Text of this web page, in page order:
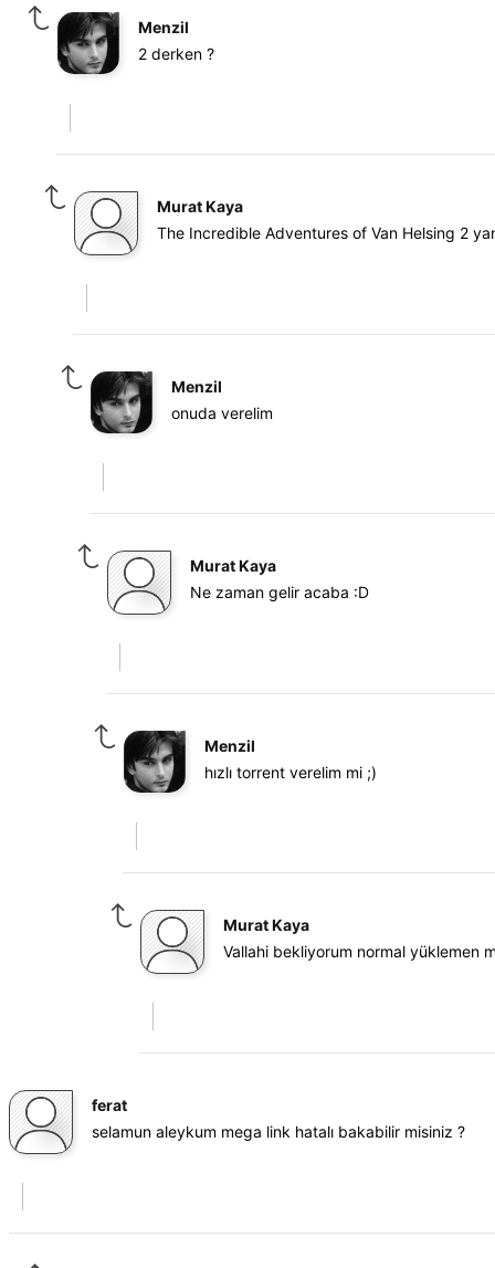
Menzil
2 derken ?
Murat Kaya
The Incredible Adventures of Van Helsing 2
Menzil
onuda verelim
Murat Kaya
Ne zaman gelir acaba :D
Menzil
hızlı torrent verelim mi ;)
Murat Kaya
Vallahi bekliyorum normal yüklemen
ferat
selamun aleykum mega link hatalı bakabilir misiniz ?